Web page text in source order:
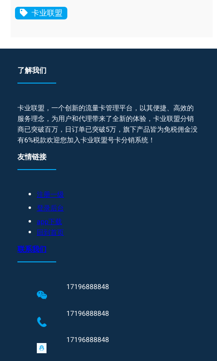
卡业联盟
了解我们
卡业联盟，一个创新的流量卡管理平台，以其便捷、高效的
服务理念，为用户和代理带来了全新的体验，卡业联盟分销
商已突破百万，日订单已突破5万，旗下产品皆为免税佣金没
有6%税款欢迎您加入卡业联盟号卡分销系统！
友情链接
注册一级
登录后台
app下载
回到首页
联系我们
17196888848
17196888848
17196888848